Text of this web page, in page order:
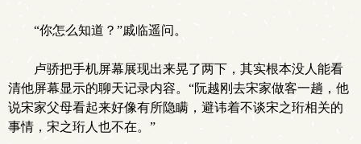
“你怎么知道？”戚临遥问。
卢骄把手机屏幕展现出来晃了两下，其实根本没人能看
清他屏幕显示的聊天记录内容。“阮越刚去宋家做客一趟，他
说宋家父母看起来好像有所隐瞒，避讳着不谈宋之珩相关的
事情，宋之珩人也不在。”